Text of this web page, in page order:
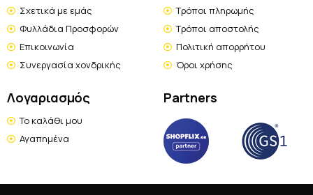
Σχετικά με εμάς
Φυλλάδια Προσφορών
Επικοινωνία
Συνεργασία χονδρικής
Τρόποι πληρωμής
Τρόποι αποστολής
Πολιτική απορρήτου
Όροι χρήσης
Λογαριασμός
Το καλάθι μου
Αγαπημένα
Partners